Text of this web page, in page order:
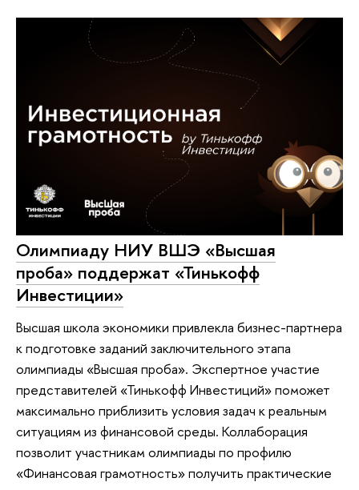
Олимпиаду НИУ ВШЭ «Высшая
проба» поддержат «Тинькофф
Инвестиции»
Высшая школа экономики привлекла бизнес-партнера
к подготовке заданий заключительного этапа
олимпиады «Высшая проба». Экспертное участие
представителей «Тинькофф Инвестиций» поможет
максимально приблизить условия задач к реальным
ситуациям из финансовой среды. Коллаборация
позволит участникам олимпиады по профилю
«Финансовая грамотность» получить практические